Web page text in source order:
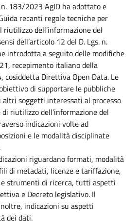
183/2023 AgID ha adottato e
recanti regole tecniche per
riutilizzo dell’informazione del
dell’articolo 12 del D. Lgs. n.
introdotta a seguito delle modifiche
recepimento italiano della
Direttiva Open Data. Le
di supportare le pubbliche
soggetti interessati al processo
riutilizzo dell’informazione del
indicazioni volte ad
e le modalità disciplinate
riguardano formati, modalità
di metadati, licenze e tariffazione,
strumenti di ricerca, tutti aspetti
e Decreto legislativo. Il
indicazioni su aspetti
dei dati.